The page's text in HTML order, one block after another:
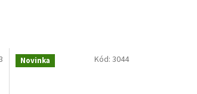
Novinka Kód: 3044